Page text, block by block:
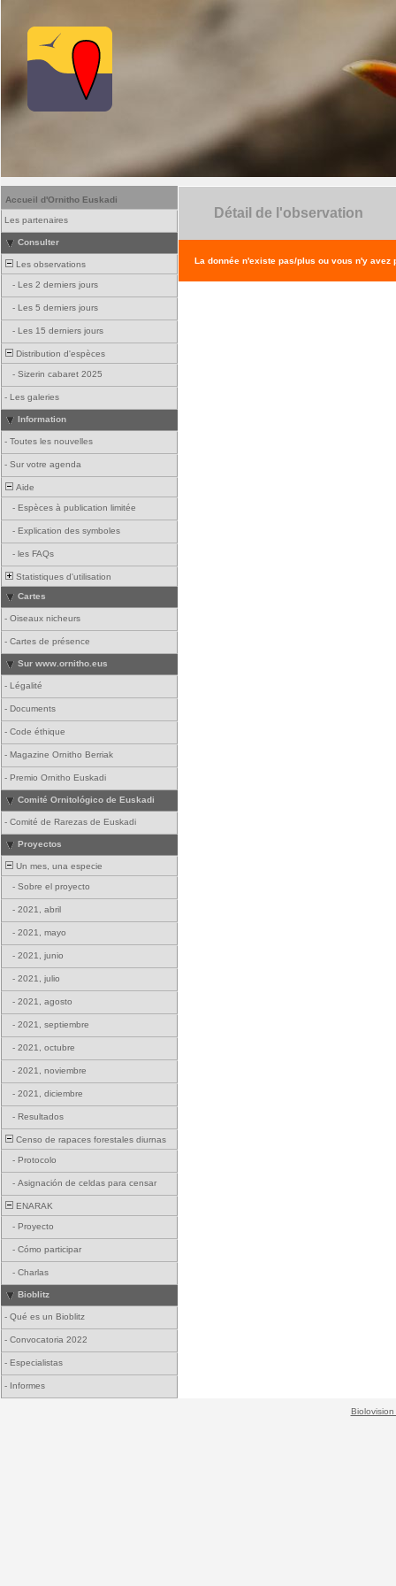
Accueil d'Ornitho Euskadi
Les partenaires
Consulter
Les observations
- Les 2 derniers jours
- Les 5 derniers jours
- Les 15 derniers jours
Distribution d'espèces
- Sizerin cabaret 2025
- Les galeries
Information
- Toutes les nouvelles
- Sur votre agenda
Aide
- Espèces à publication limitée
- Explication des symboles
- les FAQs
Statistiques d'utilisation
Cartes
- Oiseaux nicheurs
- Cartes de présence
Sur www.ornitho.eus
- Légalité
- Documents
- Code éthique
- Magazine Ornitho Berriak
- Premio Ornitho Euskadi
Comité Ornitológico de Euskadi
- Comité de Rarezas de Euskadi
Proyectos
Un mes, una especie
- Sobre el proyecto
- 2021, abril
- 2021, mayo
- 2021, junio
- 2021, julio
- 2021, agosto
- 2021, septiembre
- 2021, octubre
- 2021, noviembre
- 2021, diciembre
- Resultados
Censo de rapaces forestales diurnas
- Protocolo
- Asignación de celdas para censar
ENARAK
- Proyecto
- Cómo participar
- Charlas
Bioblitz
- Qué es un Bioblitz
- Convocatoria 2022
- Especialistas
- Informes
Détail de l'observation
La donnée n'existe pas/plus ou vous n'y avez
Biolovision